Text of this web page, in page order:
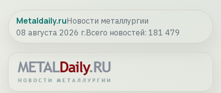
Metaldaily.ruНовости металлургии
08 августа 2026 г.Всего новостей: 181 479